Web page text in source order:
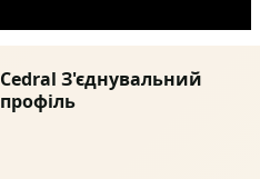
Cedral З'єднувальний
профіль